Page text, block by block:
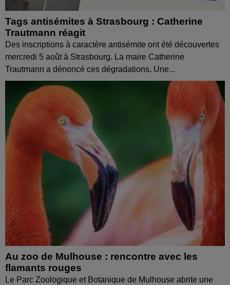
Tags antisémites à Strasbourg : Catherine
Trautmann réagit
Des inscriptions à caractère antisémite ont été découvertes
mercredi 5 août à Strasbourg. La maire Catherine
Trautmann a dénoncé ces dégradations. Une...
Au zoo de Mulhouse : rencontre avec les
flamants rouges
Le Parc Zoologique et Botanique de Mulhouse abrite une